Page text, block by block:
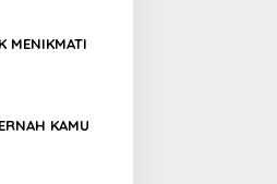
MENIKMATI
KAMU